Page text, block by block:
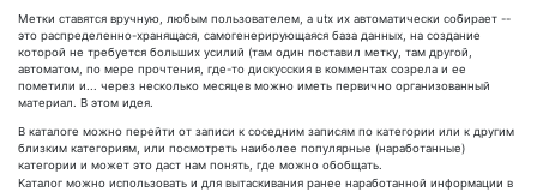
Mетки ставятся вручную, любым пользователем, а utx их автоматически собирает --
это распределенно-хранящася, самогенерирующаяся база данных, на создание
которой не требуется больших усилий (там один поставил метку, там другой,
автоматом, по мере прочтения, где-то дискусския в комментах созрела и ее
пометили и... через несколько месяцев можно иметь первично организованный
материал. В этом идея.
В каталоге можно перейти от записи к соседним записям по категории или к другим
близким категориям, или посмотреть наиболее популярные (наработанные)
категории и может это даст нам понять, где можно обобщать.
Каталог можно использовать и для вытаскивания ранее наработанной информации в